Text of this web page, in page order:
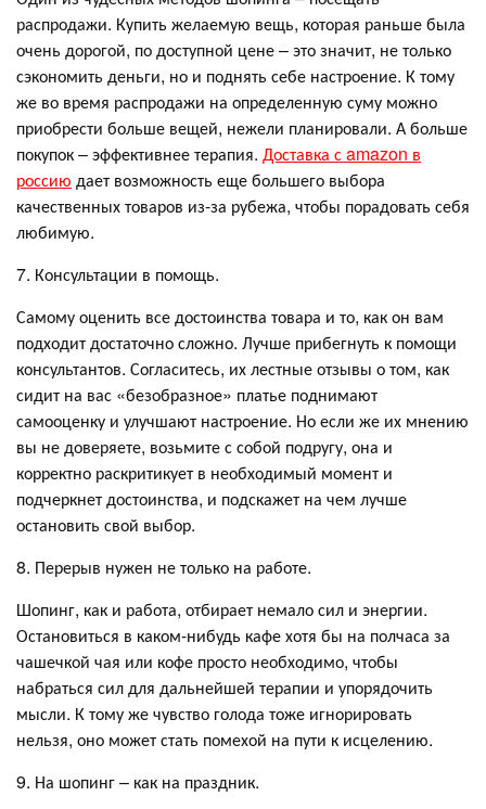
распродажи. Купить желаемую вещь, которая раньше была
очень дорогой, по доступной цене – это значит, не только
сэкономить деньги, но и поднять себе настроение. К тому
же во время распродажи на определенную суму можно
приобрести больше вещей, нежели планировали. А больше
покупок – эффективнее терапия. Доставка с amazon в
россию дает возможность еще большего выбора
качественных товаров из-за рубежа, чтобы порадовать себя
любимую.
7. Консультации в помощь.
Самому оценить все достоинства товара и то, как он вам
подходит достаточно сложно. Лучше прибегнуть к помощи
консультантов. Согласитесь, их лестные отзывы о том, как
сидит на вас «безобразное» платье поднимают
самооценку и улучшают настроение. Но если же их мнению
вы не доверяете, возьмите с собой подругу, она и
корректно раскритикует в необходимый момент и
подчеркнет достоинства, и подскажет на чем лучше
остановить свой выбор.
8. Перерыв нужен не только на работе.
Шопинг, как и работа, отбирает немало сил и энергии.
Остановиться в каком-нибудь кафе хотя бы на полчаса за
чашечкой чая или кофе просто необходимо, чтобы
набраться сил для дальнейшей терапии и упорядочить
мысли. К тому же чувство голода тоже игнорировать
нельзя, оно может стать помехой на пути к исцелению.
9. На шопинг – как на праздник.